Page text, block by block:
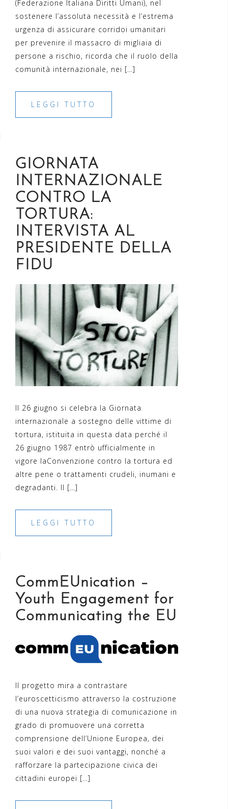
(Federazione Italiana Diritti Umani), nel
sostenere l’assoluta necessità e l’estrema
urgenza di assicurare corridoi umanitari
per prevenire il massacro di migliaia di
persone a rischio, ricorda che il ruolo della
comunità internazionale, nei […]
LEGGI TUTTO
GIORNATA
INTERNAZIONALE
CONTRO LA
TORTURA:
INTERVISTA AL
PRESIDENTE DELLA
FIDU
Il 26 giugno si celebra la Giornata
internazionale a sostegno delle vittime di
tortura, istituita in questa data perché il
26 giugno 1987 entrò ufficialmente in
vigore laConvenzione contro la tortura ed
altre pene o trattamenti crudeli, inumani e
degradanti. Il […]
LEGGI TUTTO
CommEUnication –
Youth Engagement for
Communicating the EU
Il progetto mira a contrastare
l’euroscetticismo attraverso la costruzione
di una nuova strategia di comunicazione in
grado di promuovere una corretta
comprensione dell’Unione Europea, dei
suoi valori e dei suoi vantaggi, nonché a
rafforzare la partecipazione civica dei
cittadini europei […]